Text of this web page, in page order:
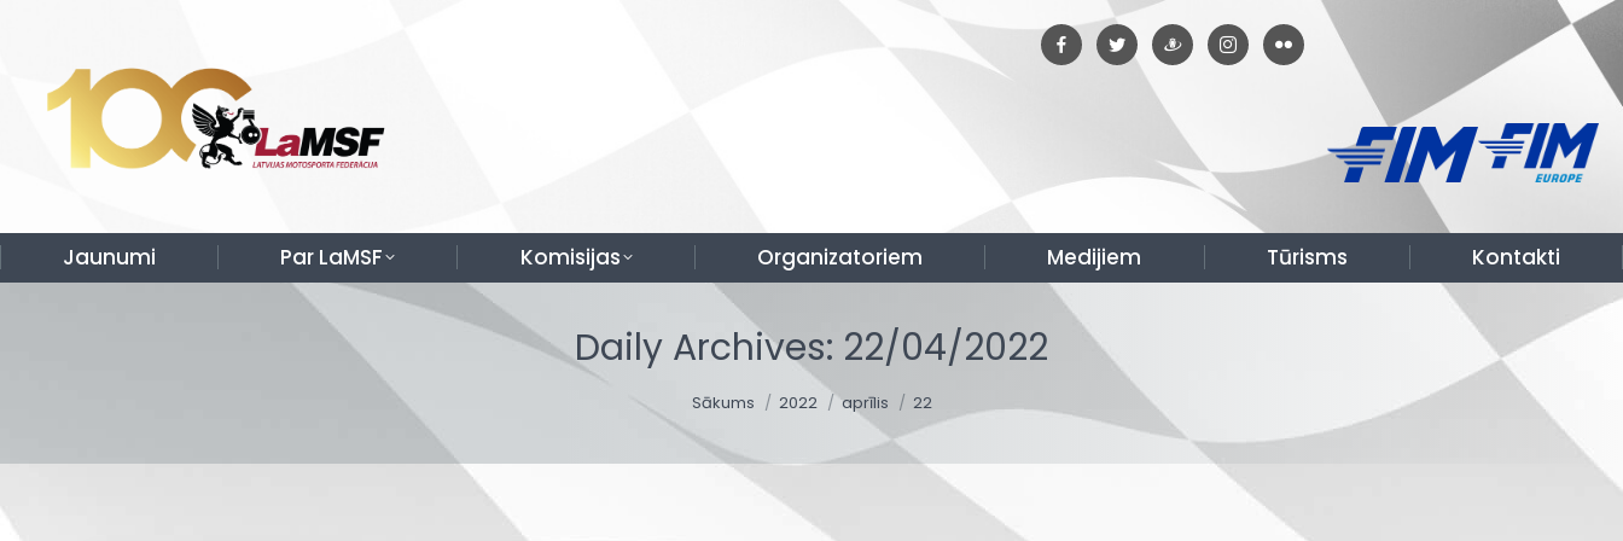
Jaunumi Par LaMSF Komisijas Organizatoriem Medijiem Tūrisms Kontakti
Daily Archives: 22/04/2022
You are here:
Sākums 2022 aprīlis 22